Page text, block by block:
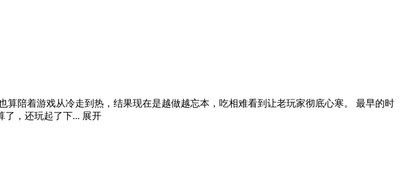
陪着游戏从冷走到热，结果现在是越做越忘本，吃相难看到让老玩家彻底心寒。 最早的时
了，还玩起了下... 展开